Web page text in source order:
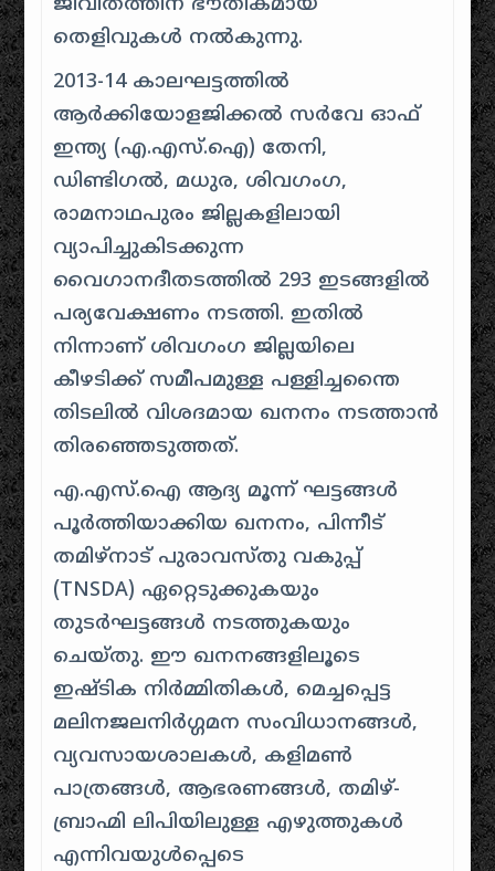
ജീവിതത്തിന് ഭൗതികമായ
തെളിവുകൾ നൽകുന്നു.
2013-14 കാലഘട്ടത്തിൽ
ആർക്കിയോളജിക്കൽ സർവേ ഓഫ്
ഇന്ത്യ (എ.എസ്.ഐ) തേനി,
ഡിണ്ടിഗൽ, മധുര, ശിവഗംഗ,
രാമനാഥപുരം ജില്ലകളിലായി
വ്യാപിച്ചുകിടക്കുന്ന
വൈഗാനദീതടത്തിൽ 293 ഇടങ്ങളിൽ
പര്യവേക്ഷണം നടത്തി. ഇതിൽ
നിന്നാണ് ശിവഗംഗ ജില്ലയിലെ
കീഴടിക്ക് സമീപമുള്ള പള്ളിച്ചന്തൈ
തിടലിൽ വിശദമായ ഖനനം നടത്താൻ
തിരഞ്ഞെടുത്തത്.
എ.എസ്.ഐ ആദ്യ മൂന്ന് ഘട്ടങ്ങൾ
പൂർത്തിയാക്കിയ ഖനനം, പിന്നീട്
തമിഴ്‌നാട് പുരാവസ്തു വകുപ്പ്
(TNSDA) ഏറ്റെടുക്കുകയും
തുടർഘട്ടങ്ങൾ നടത്തുകയും
ചെയ്തു. ഈ ഖനനങ്ങളിലൂടെ
ഇഷ്ടിക നിർമ്മിതികൾ, മെച്ചപ്പെട്ട
മലിനജലനിർഗ്ഗമന സംവിധാനങ്ങൾ,
വ്യവസായശാലകൾ, കളിമൺ
പാത്രങ്ങൾ, ആഭരണങ്ങൾ, തമിഴ്-
ബ്രാഹ്മി ലിപിയിലുള്ള എഴുത്തുകൾ
എന്നിവയുൾപ്പെടെ